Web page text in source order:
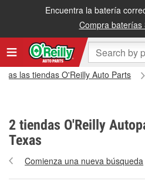
Encuentra la batería
Compra baterías
las tiendas O'Reilly Auto Parts
2 tiendas O'Reilly
Texas
Comienza una nueva búsqueda